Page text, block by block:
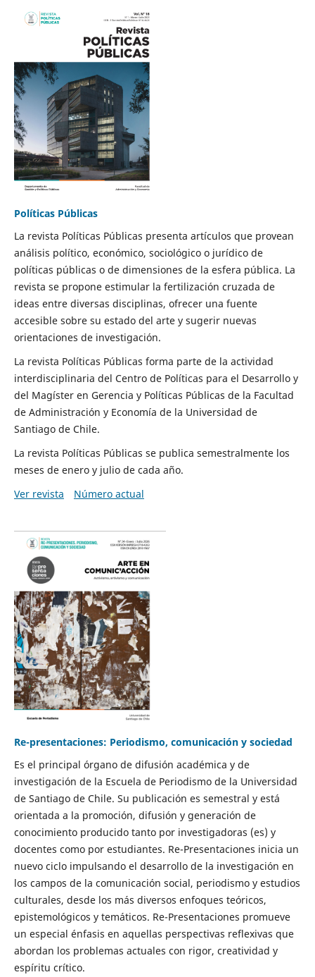
Políticas Públicas
La revista Políticas Públicas presenta artículos que provean
análisis político, económico, sociológico o jurídico de
políticas públicas o de dimensiones de la esfera pública. La
revista se propone estimular la fertilización cruzada de
ideas entre diversas disciplinas, ofrecer una fuente
accesible sobre su estado del arte y sugerir nuevas
orientaciones de investigación.
La revista Políticas Públicas forma parte de la actividad
interdisciplinaria del Centro de Políticas para el Desarrollo y
del Magíster en Gerencia y Políticas Públicas de la Facultad
de Administración y Economía de la Universidad de
Santiago de Chile.
La revista Políticas Públicas se publica semestralmente los
meses de enero y julio de cada año.
Ver revista
Número actual
Re-presentaciones: Periodismo, comunicación y sociedad
Es el principal órgano de difusión académica y de
investigación de la Escuela de Periodismo de la Universidad
de Santiago de Chile. Su publicación es semestral y está
orientada a la promoción, difusión y generación de
conocimiento producido tanto por investigadoras (es) y
docentes como por estudiantes. Re-Presentaciones inicia un
nuevo ciclo impulsando el desarrollo de la investigación en
los campos de la comunicación social, periodismo y estudios
culturales, desde los más diversos enfoques teóricos,
epistemológicos y temáticos. Re-Presentaciones promueve
un especial énfasis en aquellas perspectivas reflexivas que
abordan los problemas actuales con rigor, creatividad y
espíritu crítico.